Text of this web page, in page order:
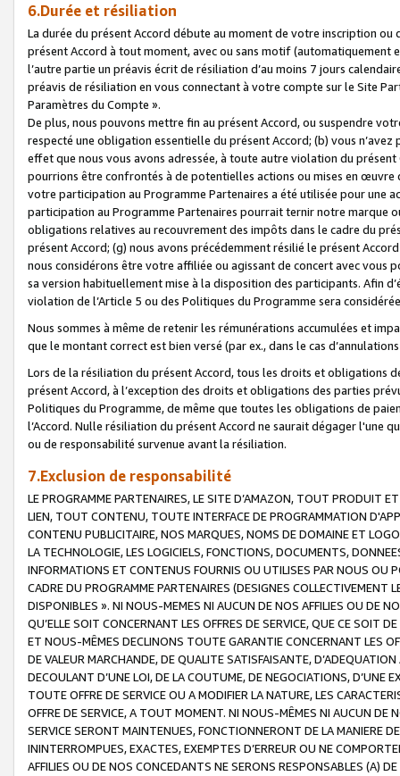
6.Durée et résiliation
La durée du présent Accord débute au moment de votre inscription
présent Accord à tout moment, avec ou sans motif (automatiquement
l’autre partie un préavis écrit de résiliation d’au moins 7 jours
préavis de résiliation en vous connectant à votre compte sur le Site
Paramètres du Compte ».
De plus, nous pouvons mettre fin au présent Accord, ou suspendre
respecté une obligation essentielle du présent Accord; (b) vous
effet que nous vous avons adressée, à toute autre violation du
pourrions être confrontés à de potentielles actions ou mises en
votre participation au Programme Partenaires a été utilisée pour une
participation au Programme Partenaires pourrait ternir notre marque
obligations relatives au recouvrement des impôts dans le cadre du
présent Accord; (g) nous avons précédemment résilié le présent
nous considérons être votre affiliée ou agissant de concert avec vous
sa version habituellement mise à la disposition des participants. Afin
violation de l’Article 5 ou des Politiques du Programme sera
Nous sommes à même de retenir les rémunérations accumulées et
que le montant correct est bien versé (par ex., dans le cas
Lors de la résiliation du présent Accord, tous les droits et obligations
présent Accord, à l’exception des droits et obligations des parties
Politiques du Programme, de même que toutes les obligations de
l’Accord. Nulle résiliation du présent Accord ne saurait dégager l'une
ou de responsabilité survenue avant la résiliation.
7.Exclusion de responsabilité
LE PROGRAMME PARTENAIRES, LE SITE D’AMAZON, TOUT PRODUIT
LIEN, TOUT CONTENU, TOUTE INTERFACE DE PROGRAMMATION
CONTENU PUBLICITAIRE, NOS MARQUES, NOMS DE DOMAINE ET
LA TECHNOLOGIE, LES LOGICIELS, FONCTIONS, DOCUMENTS,
INFORMATIONS ET CONTENUS FOURNIS OU UTILISES PAR NOUS OU
CADRE DU PROGRAMME PARTENAIRES (DESIGNES COLLECTIVEMENT
DISPONIBLES ». NI NOUS-MEMES NI AUCUN DE NOS AFFILIES OU DE
QU’ELLE SOIT CONCERNANT LES OFFRES DE SERVICE, QUE CE SOIT
ET NOUS-MÊMES DECLINONS TOUTE GARANTIE CONCERNANT LES
DE VALEUR MARCHANDE, DE QUALITE SATISFAISANTE,
DECOULANT D’UNE LOI, DE LA COUTUME, DE NEGOCIATIONS, D’UNE
TOUTE OFFRE DE SERVICE OU A MODIFIER LA NATURE, LES
OFFRE DE SERVICE, A TOUT MOMENT. NI NOUS-MÊMES NI AUCUN DE
SERVICE SERONT MAINTENUES, FONCTIONNERONT DE LA MANIERE
ININTERROMPUES, EXACTES, EXEMPTES D’ERREUR OU NE
AFFILIES OU DE NOS CONCEDANTS NE SERONS RESPONSABLES (A)